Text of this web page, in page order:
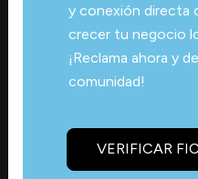
y conexión directa
crecer tu negocio
¡Reclama ahora y
comunidad!
VERIFICAR